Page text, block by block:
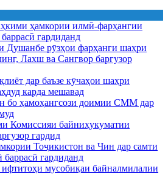
ҳамкории илмӣ-фарҳангии
гардиданд
Душанбе рӯзҳои фарҳанги шаҳри
Лахш ва Сангвор баргузор
дар баъзе кӯчаҳои шаҳри
карда мешавад
бо ҳамоҳангсози доимии СММ дар
Комиссияи байниҳукуматии
гардид
Тоҷикистон ва Чин дар самти
баррасӣ гардиданд
мусобиқаи байналмилалии